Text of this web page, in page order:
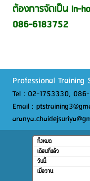
ต้องการจัดเป็น In-
086-6183752
Professional Training
Tel : 02-1753330,
Email :
ทั้งหมด
เดือนที่แล้ว
วันนี้
เมื่อวาน